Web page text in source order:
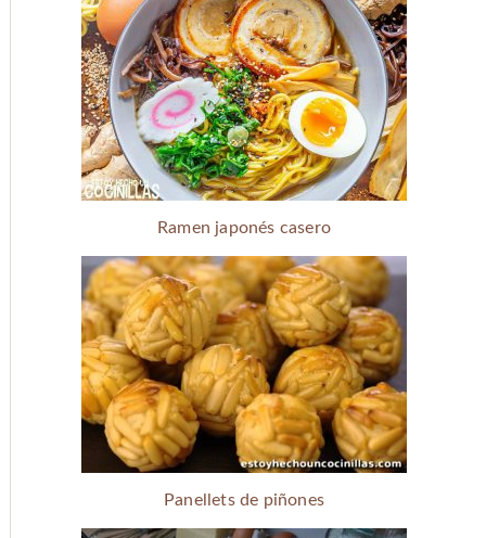
Ramen japonés casero
Panellets de piñones